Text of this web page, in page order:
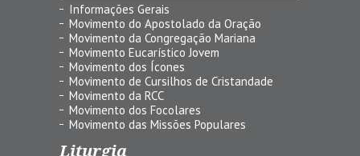
Informações Gerais
Movimento do Apostolado da Oração
Movimento da Congregação Mariana
Movimento Eucarístico Jovem
Movimento dos Ícones
Movimento de Cursilhos de Cristandade
Movimento da RCC
Movimento dos Focolares
Movimento das Missões Populares
Liturgia